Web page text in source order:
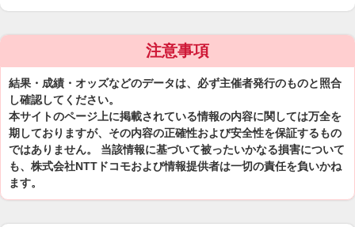
注意事項
結果・成績・オッズなどのデータは、必ず主催者発行のものと照合
し確認してください。
本サイトのページ上に掲載されている情報の内容に関しては万全を
期しておりますが、その内容の正確性および安全性を保証するもの
ではありません。 当該情報に基づいて被ったいかなる損害について
も、株式会社NTTドコモおよび情報提供者は一切の責任を負いかね
ます。